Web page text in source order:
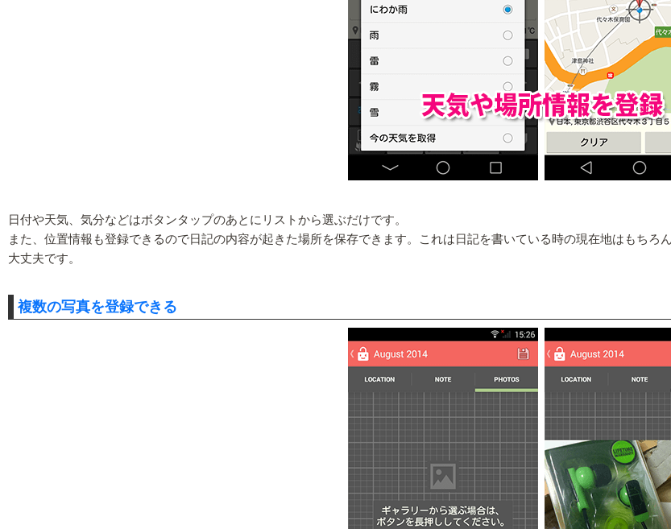
日付や天気、気分などはボタンタップのあとにリストから選ぶだけです。
また、位置情報も登録できるので日記の内容が起きた場所を保存できます。これは日記を書いている時の現在地はもち
大丈夫です。
複数の写真を登録できる